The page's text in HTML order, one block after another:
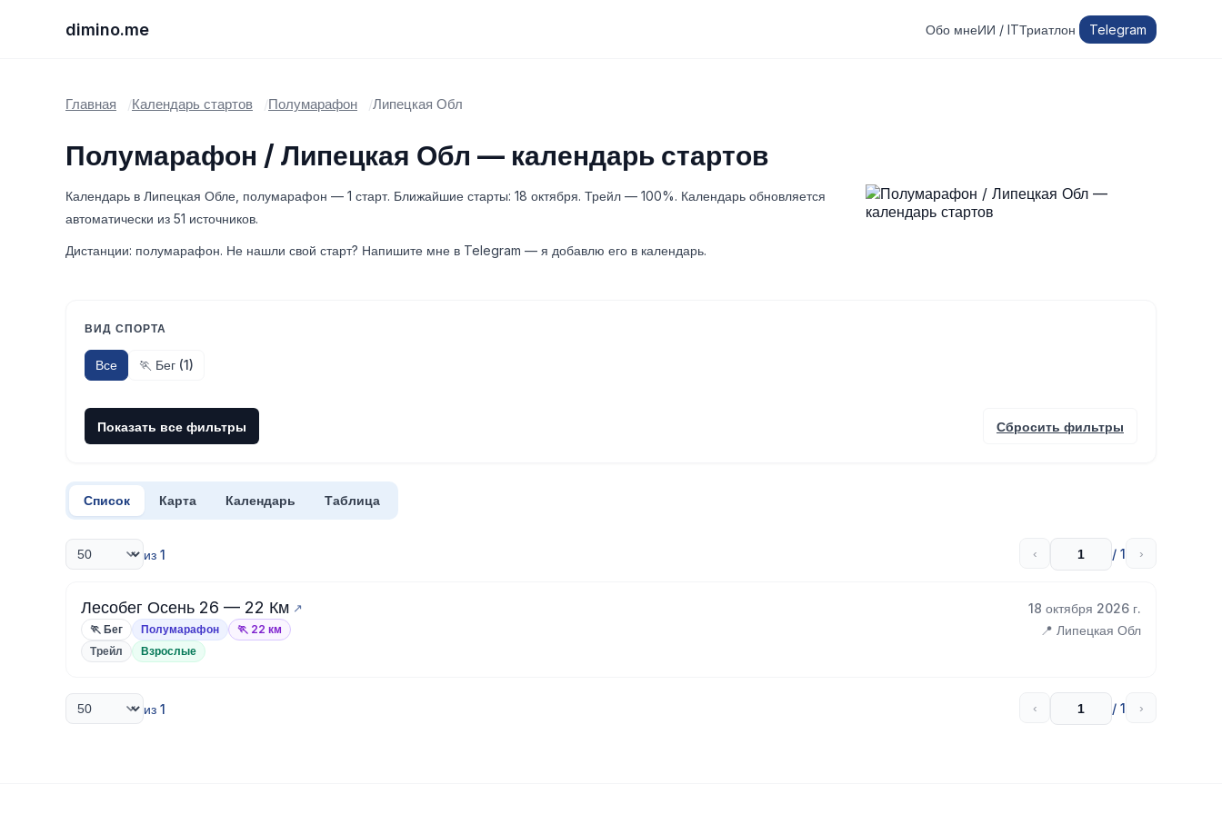
dimino.me Обо мнеИИ / ITТриатлон Telegram
Главная Календарь стартов Полумарафон Липецкая Обл
Полумарафон / Липецкая Обл — календарь стартов
Календарь в Липецкая Обле, полумарафон — 1 старт. Ближайшие старты: 18 октября. Трейл — 100%. Календарь обновляется
автоматически из 51 источников.
Дистанции: полумарафон. Не нашли свой старт? Напишите мне в Telegram — я добавлю его в календарь.
ВИД СПОРТА
Все 🏃 Бег (1)
Показать все фильтры Сбросить фильтры
Список Карта Календарь Таблица
из 1 ‹ / 1 ›
Лесобег Осень 26 — 22 Км 18 октября 2026 г.
🏃 Бег Полумарафон 🏃 22 км 📍 Липецкая Обл
Трейл Взрослые
из 1 ‹ / 1 ›